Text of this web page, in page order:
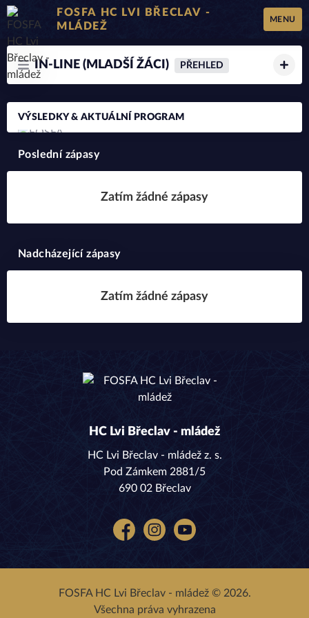
FOSFA HC LVI BŘECLAV -
MLÁDEŽ
MENU
IN-LINE (MLADŠÍ ŽÁCI) PŘEHLED
VÝSLEDKY & AKTUÁLNÍ PROGRAM
Poslední zápasy
Zatím žádné zápasy
Nadcházející zápasy
Zatím žádné zápasy
HC Lvi Břeclav - mládež
HC Lvi Břeclav - mládež z. s.
Pod Zámkem 2881/5
690 02 Břeclav
FacebookInstagramYouTube
FOSFA HC Lvi Břeclav - mládež © 2026.
Všechna práva vyhrazena